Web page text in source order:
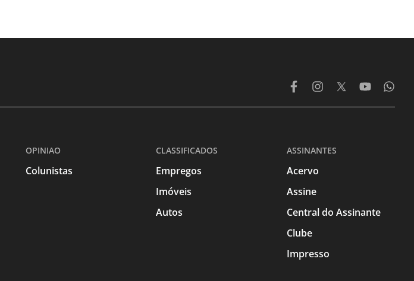
OPINIAO
Colunistas
CLASSIFICADOS
Empregos
Imóveis
Autos
ASSINANTES
Acervo
Assine
Central do Assinante
Clube
Impresso